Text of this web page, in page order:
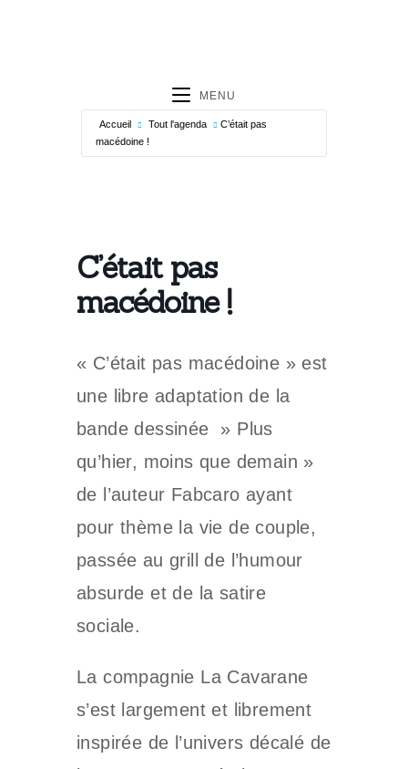
MENU
Accueil Tout l'agenda
C’était pas
macédoine !
C’était pas
macédoine !
« C’était pas macédoine » est
une libre adaptation de la
bande dessinée » Plus
qu’hier, moins que demain »
de l’auteur Fabcaro ayant
pour thème la vie de couple,
passée au grill de l’humour
absurde et de la satire
sociale.
La compagnie La Cavarane
s’est largement et librement
inspirée de l’univers décalé de